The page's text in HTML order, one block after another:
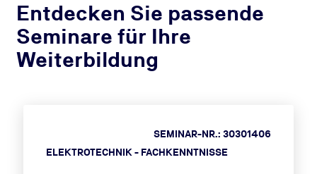
Entdecken Sie passende
Seminare für Ihre
Weiterbildung
ELEKTROTECHNIK - FACHKENNTNISSE
SEMINAR-NR.: 30301406